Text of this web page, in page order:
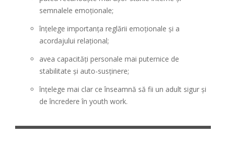
semnalele emoționale;
înțelege importanța reglării emoționale și a
acordajului relațional;
avea capacități personale mai puternice de
stabilitate și auto-susținere;
înțelege mai clar ce înseamnă să fii un adult sigur și
de încredere în youth work.